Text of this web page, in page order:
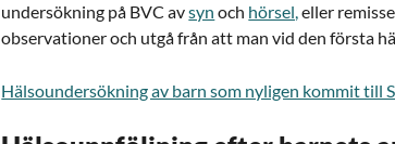
undersökning på BVC avsyn och hörsel,eller
observationer och utgå från att man vid den första
Hälsoundersökning av barn som nyligen kommit till